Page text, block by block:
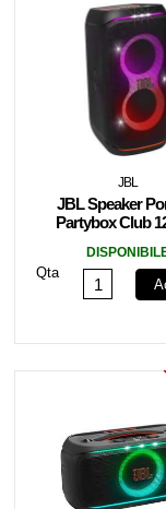
JBL
JBL Speaker
Partybox Club
Qta